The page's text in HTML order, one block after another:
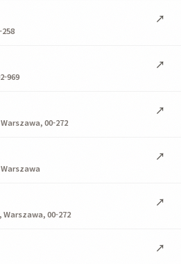
↗
969
↗
00-272
↗
↗
00-272
↗
↗